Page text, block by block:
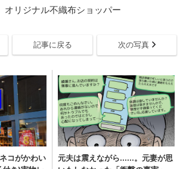
オリジナル不織布ショッパー
記事に戻る 次の写真